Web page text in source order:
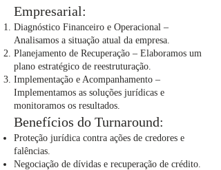
Empresarial:
Diagnóstico Financeiro e Operacional –
Analisamos a situação atual da empresa.
Planejamento de Recuperação – Elaboramos um
plano estratégico de reestruturação.
Implementação e Acompanhamento –
Implementamos as soluções jurídicas e
monitoramos os resultados.
Benefícios do Turnaround:
Proteção jurídica contra ações de credores e
falências.
Negociação de dívidas e recuperação de crédito.